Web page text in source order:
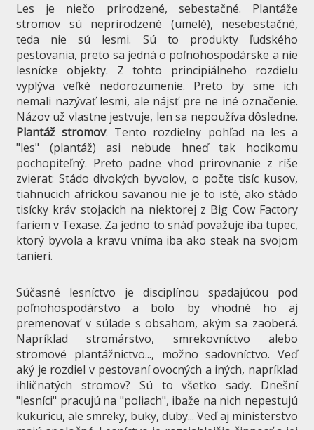
Les je niečo prirodzené, sebestačné. Plantáže
stromov sú neprirodzené (umelé), nesebestačné,
teda nie sú lesmi. Sú to produkty ľudského
pestovania, preto sa jedná o poľnohospodárske a nie
lesnícke objekty. Z tohto principiálneho rozdielu
vyplýva veľké nedorozumenie. Preto by sme ich
nemali nazývať lesmi, ale nájsť pre ne iné označenie.
Názov už vlastne jestvuje, len sa nepoužíva dôsledne.
Plantáž stromov. Tento rozdielny pohľad na les a
"les" (plantáž) asi nebude hneď tak hocikomu
pochopiteľný. Preto padne vhod prirovnanie z ríše
zvierat: Stádo divokých byvolov, o počte tisíc kusov,
tiahnucich africkou savanou nie je to isté, ako stádo
tisícky kráv stojacich na niektorej z Big Cow Factory
fariem v Texase. Za jedno to snáď považuje iba tupec,
ktorý byvola a kravu vníma iba ako steak na svojom
tanieri.
Súčasné lesníctvo je disciplínou spadajúcou pod
poľnohospodárstvo a bolo by vhodné ho aj
premenovať v súlade s obsahom, akým sa zaoberá.
Napríklad stromárstvo, smrekovníctvo alebo
stromové plantážnictvo..., možno sadovníctvo. Veď
aký je rozdiel v pestovaní ovocných a iných, napríklad
ihličnatých stromov? Sú to všetko sady. Dnešní
"lesníci" pracujú na "poliach", ibaže na nich nepestujú
kukuricu, ale smreky, buky, duby... Veď aj ministerstvo